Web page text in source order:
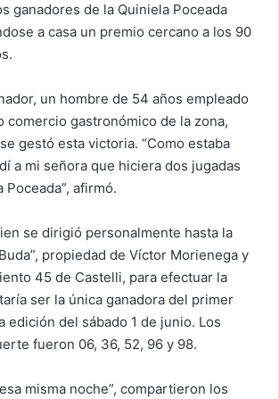
ganadores de la Quiniela Poceada
a casa un premio cercano a los 90
un hombre de 54 años empleado
comercio gastronómico de la zona,
gestó esta victoria. “Como estaba
a mi señora que hiciera dos jugadas
afirmó.
se dirigió personalmente hasta la
propiedad de Víctor Morienega y
45 de Castelli, para efectuar la
ser la única ganadora del primer
edición del sábado 1 de junio. Los
fueron 06, 36, 52, 96 y 98.
misma noche”, compartieron los